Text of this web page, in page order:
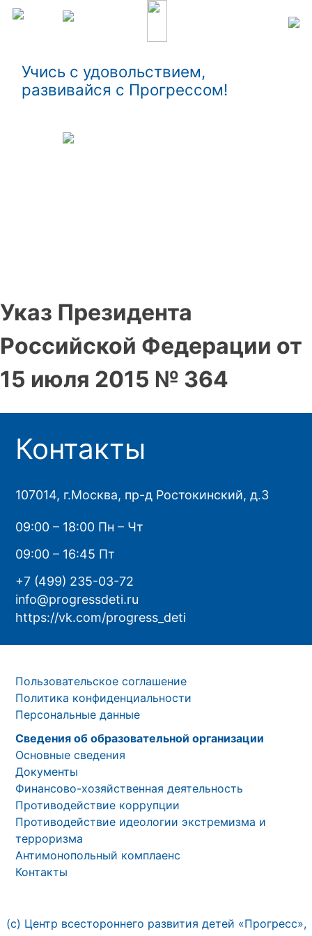
Учись с удовольствием,
развивайся с Прогрессом!
Указ Президента
Российской Федерации от
15 июля 2015 № 364
Контакты
107014, г.Москва, пр-д Ростокинский, д.3
09:00 – 18:00 Пн – Чт
09:00 – 16:45 Пт
+7 (499) 235-03-72
info@progressdeti.ru
https://vk.com/progress_deti
Пользовательское соглашение
Политика конфиденциальности
Персональные данные
Сведения об образовательной организации
Основные сведения
Документы
Финансово-хозяйственная деятельность
Противодействие коррупции
Противодействие идеологии экстремизма и
терроризма
Антимонопольный комплаенс
Контакты
(с) Центр всестороннего развития детей «Прогресс»,